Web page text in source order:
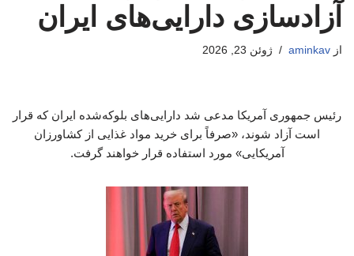
آزادسازی دارایی‌های ایران
از aminkav ژوئن 23, 2026
رئیس جمهوری آمریکا مدعی شد دارایی‌های بلوکه‌شده ایران که قرار
است آزاد شوند، «صرفاً برای خرید مواد غذایی از کشاورزان
آمریکایی» مورد استفاده قرار خواهند گرفت.